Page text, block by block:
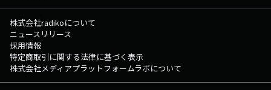
株式会社radikoについて
ニュースリリース
採用情報
特定商取引に関する法律に基づく表示
株式会社メディアプラットフォームラボについて